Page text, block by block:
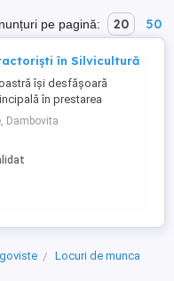
pe pagină: 20 50
în Silvicultură
își desfășoară
în prestarea
Angajăm tractoriști ce își
pe termen lung.
de muncă pe perioadă
- Mediu de lucru stabil,
Dambovita
Locuri de munca